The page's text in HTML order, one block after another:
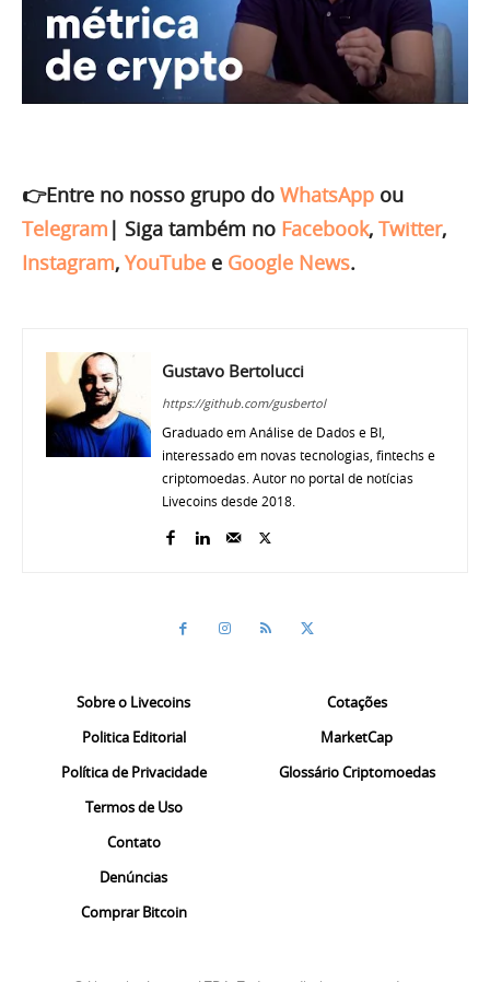
👉Entre no nosso grupo do WhatsApp ou
Telegram | Siga também no Facebook, Twitter,
Instagram, YouTube e Google News.
Gustavo Bertolucci
https://github.com/gusbertol
Graduado em Análise de Dados e BI,
interessado em novas tecnologias, fintechs e
criptomoedas. Autor no portal de notícias
Livecoins desde 2018.
Sobre o Livecoins
Politica Editorial
Política de Privacidade
Termos de Uso
Contato
Denúncias
Comprar Bitcoin
Cotações
MarketCap
Glossário Criptomoedas